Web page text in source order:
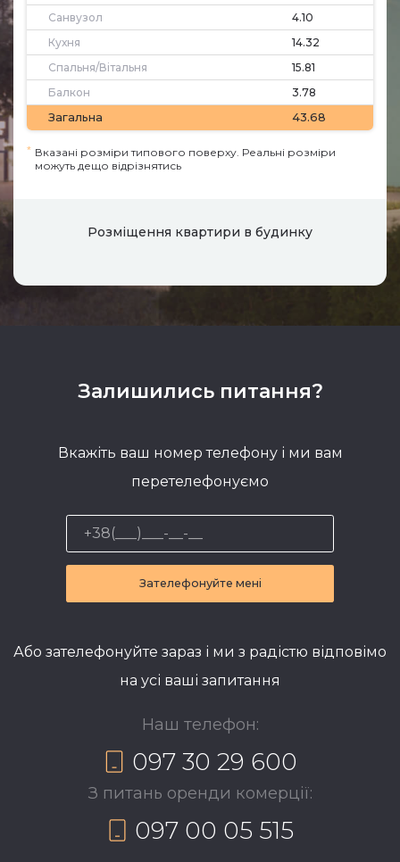
Санвузол
4.10
Кухня
14.32
Спальня/Вітальня
15.81
Балкон
3.78
Загальна
43.68
* Вказані розміри типового поверху. Реальні розміри
можуть дещо відрізнятись
Розміщення квартири в будинку
Залишились питання?
Вкажіть ваш номер телефону і ми вам
перетелефонуємо
Зателефонуйте мені
Або зателефонуйте зараз і ми з радістю відповімо
на усі ваші запитання
Наш телефон:
097 30 29 600
З питань оренди комерції:
097 00 05 515